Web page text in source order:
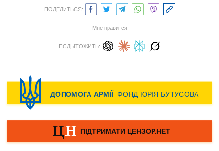
ПОДЕЛИТЬСЯ:
Мне нравится
ПОДЫТОЖИТЬ: